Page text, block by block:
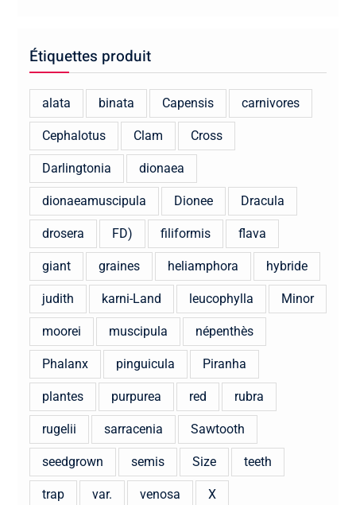
Étiquettes produit
alata binata Capensis carnivores
Cephalotus Clam Cross
Darlingtonia dionaea
dionaeamuscipula Dionee Dracula
drosera FD) filiformis flava
giant graines heliamphora hybride
judith karni-Land leucophylla Minor
moorei muscipula népenthès
Phalanx pinguicula Piranha
plantes purpurea red rubra
rugelii sarracenia Sawtooth
seedgrown semis Size teeth
trap var. venosa X